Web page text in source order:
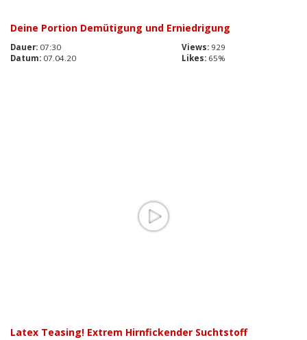
Deine Portion Demütigung und Erniedrigung
Dauer: 07:30 Views: 929
Datum: 07.04.20 Likes: 65%
Latex Teasing! Extrem Hirnfickender Suchtstoff